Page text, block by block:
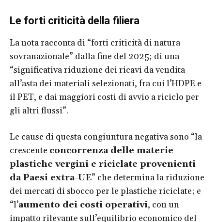
Le forti criticità della filiera
La nota racconta di “forti criticità di natura
sovranazionale” dalla fine del 2025; di una
“significativa riduzione dei ricavi da vendita
all’asta dei materiali selezionati, fra cui l’HDPE e
il PET, e dai maggiori costi di avvio a riciclo per
gli altri flussi”.
Le cause di questa congiuntura negativa sono “la
crescente concorrenza delle materie
plastiche vergini e riciclate provenienti
da Paesi extra-UE” che determina la riduzione
dei mercati di sbocco per le plastiche riciclate; e
“l’aumento dei costi operativi, con un
impatto rilevante sull’equilibrio economico del